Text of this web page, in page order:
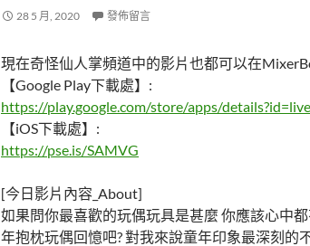
28 5 月, 2020 發佈留言
現在奇怪仙人掌頻道中的影片也都可以在
【Google Play下載處】:
https://play.google.com/store/apps/
【iOS下載處】:
https://pse.is/SAMVG
[今日影片內容_About]
如果問你最喜歡的玩偶玩具是甚麼 你應該心中
年抱枕玩偶回憶吧? 對我來說童年印象最深刻的